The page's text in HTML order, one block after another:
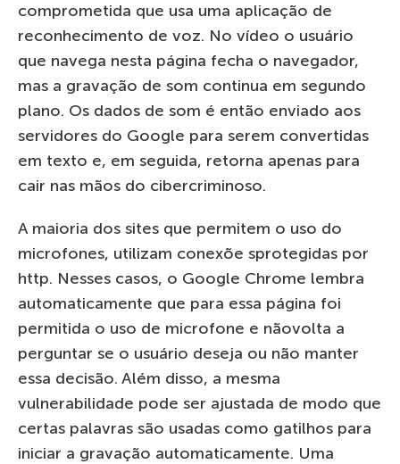
comprometida que usa uma aplicação de
reconhecimento de voz. No vídeo o usuário
que navega nesta página fecha o navegador,
mas a gravação de som continua em segundo
plano. Os dados de som é então enviado aos
servidores do Google para serem convertidas
em texto e, em seguida, retorna apenas para
cair nas mãos do cibercriminoso.
A maioria dos sites que permitem o uso do
microfones, utilizam conexõe sprotegidas por
http. Nesses casos, o Google Chrome lembra
automaticamente que para essa página foi
permitida o uso de microfone e nãovolta a
perguntar se o usuário deseja ou não manter
essa decisão. Além disso, a mesma
vulnerabilidade pode ser ajustada de modo que
certas palavras são usadas como gatilhos para
iniciar a gravação automaticamente. Uma